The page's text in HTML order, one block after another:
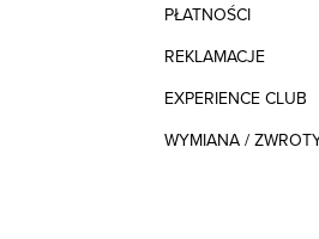
PŁATNOŚCI
REKLAMACJE
EXPERIENCE CLUB
WYMIANA /